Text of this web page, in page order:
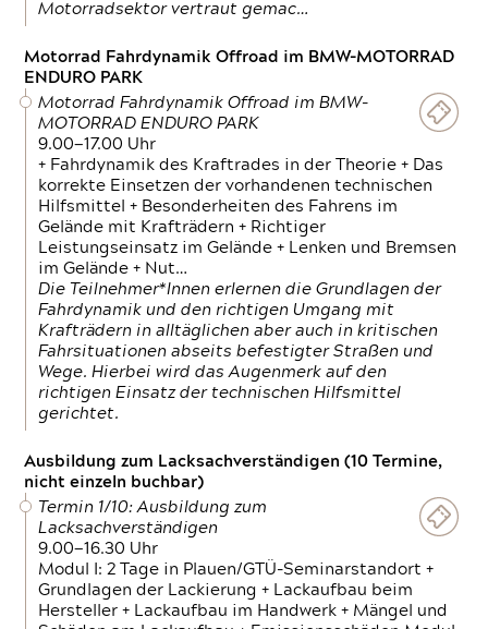
Motorradsektor vertraut gemac…
Motorrad Fahrdynamik Offroad im BMW-MOTORRAD
ENDURO PARK
Motorrad Fahrdynamik Offroad im BMW-
MOTORRAD ENDURO PARK
9.00—17.00 Uhr
+ Fahrdynamik des Kraftrades in der Theorie + Das
korrekte Einsetzen der vorhandenen technischen
Hilfsmittel + Besonderheiten des Fahrens im
Gelände mit Krafträdern + Richtiger
Leistungseinsatz im Gelände + Lenken und Bremsen
im Gelände + Nut…
Die Teilnehmer*Innen erlernen die Grundlagen der
Fahrdynamik und den richtigen Umgang mit
Krafträdern in alltäglichen aber auch in kritischen
Fahrsituationen abseits befestigter Straßen und
Wege. Hierbei wird das Augenmerk auf den
richtigen Einsatz der technischen Hilfsmittel
gerichtet.
Ausbildung zum Lacksachverständigen (10 Termine,
nicht einzeln buchbar)
Termin 1/10: Ausbildung zum
Lacksachverständigen
9.00—16.30 Uhr
Modul I: 2 Tage in Plauen/GTÜ-Seminarstandort +
Grundlagen der Lackierung + Lackaufbau beim
Hersteller + Lackaufbau im Handwerk + Mängel und